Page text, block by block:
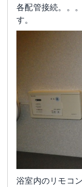
各配管接続。。
す。
浴室内のリモコ